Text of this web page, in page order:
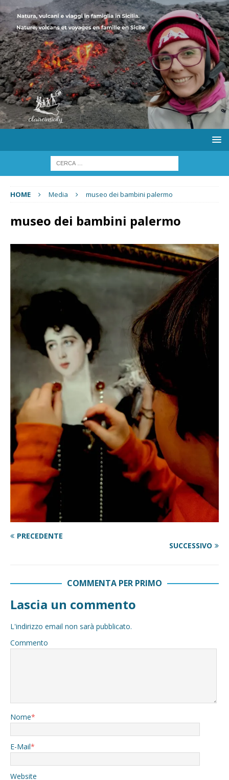
HOME Media museo dei bambini palermo
museo dei bambini palermo
PRECEDENTE
SUCCESSIVO
COMMENTA PER PRIMO
Lascia un commento
L'indirizzo email non sarà pubblicato.
Commento
Nome*
E-Mail*
Website